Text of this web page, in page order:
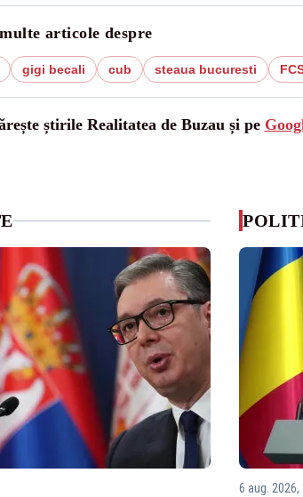
articole despre
gigi becali cub steaua bucuresti
știrile Realitatea de Buzau și pe
6 aug. 2026,